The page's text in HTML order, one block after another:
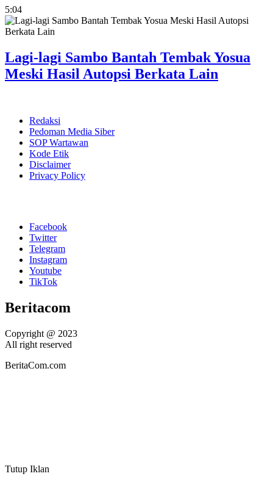
5:04
Lagi-lagi Sambo Bantah Tembak Yosua
Meski Hasil Autopsi Berkata Lain
Redaksi
Pedoman Media Siber
SOP Wartawan
Kode Etik
Disclaimer
Privacy Policy
Facebook
Twitter
Telegram
Instagram
Youtube
TikTok
Beritacom
Copyright @ 2023
All right reserved
BeritaCom.com
Tutup Iklan